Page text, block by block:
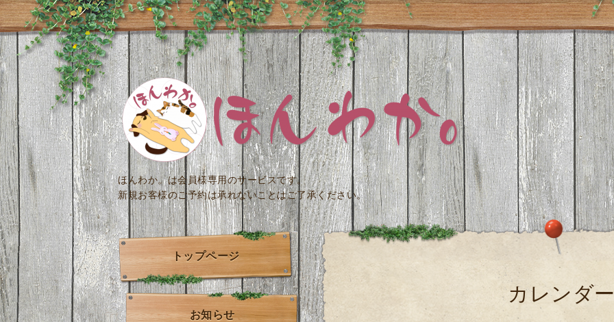
ほんわか。は会員様専用のサービスです。
新規お客様のご予約は承れないことはご了承ください。
カレンダ
トップページ
お知らせ